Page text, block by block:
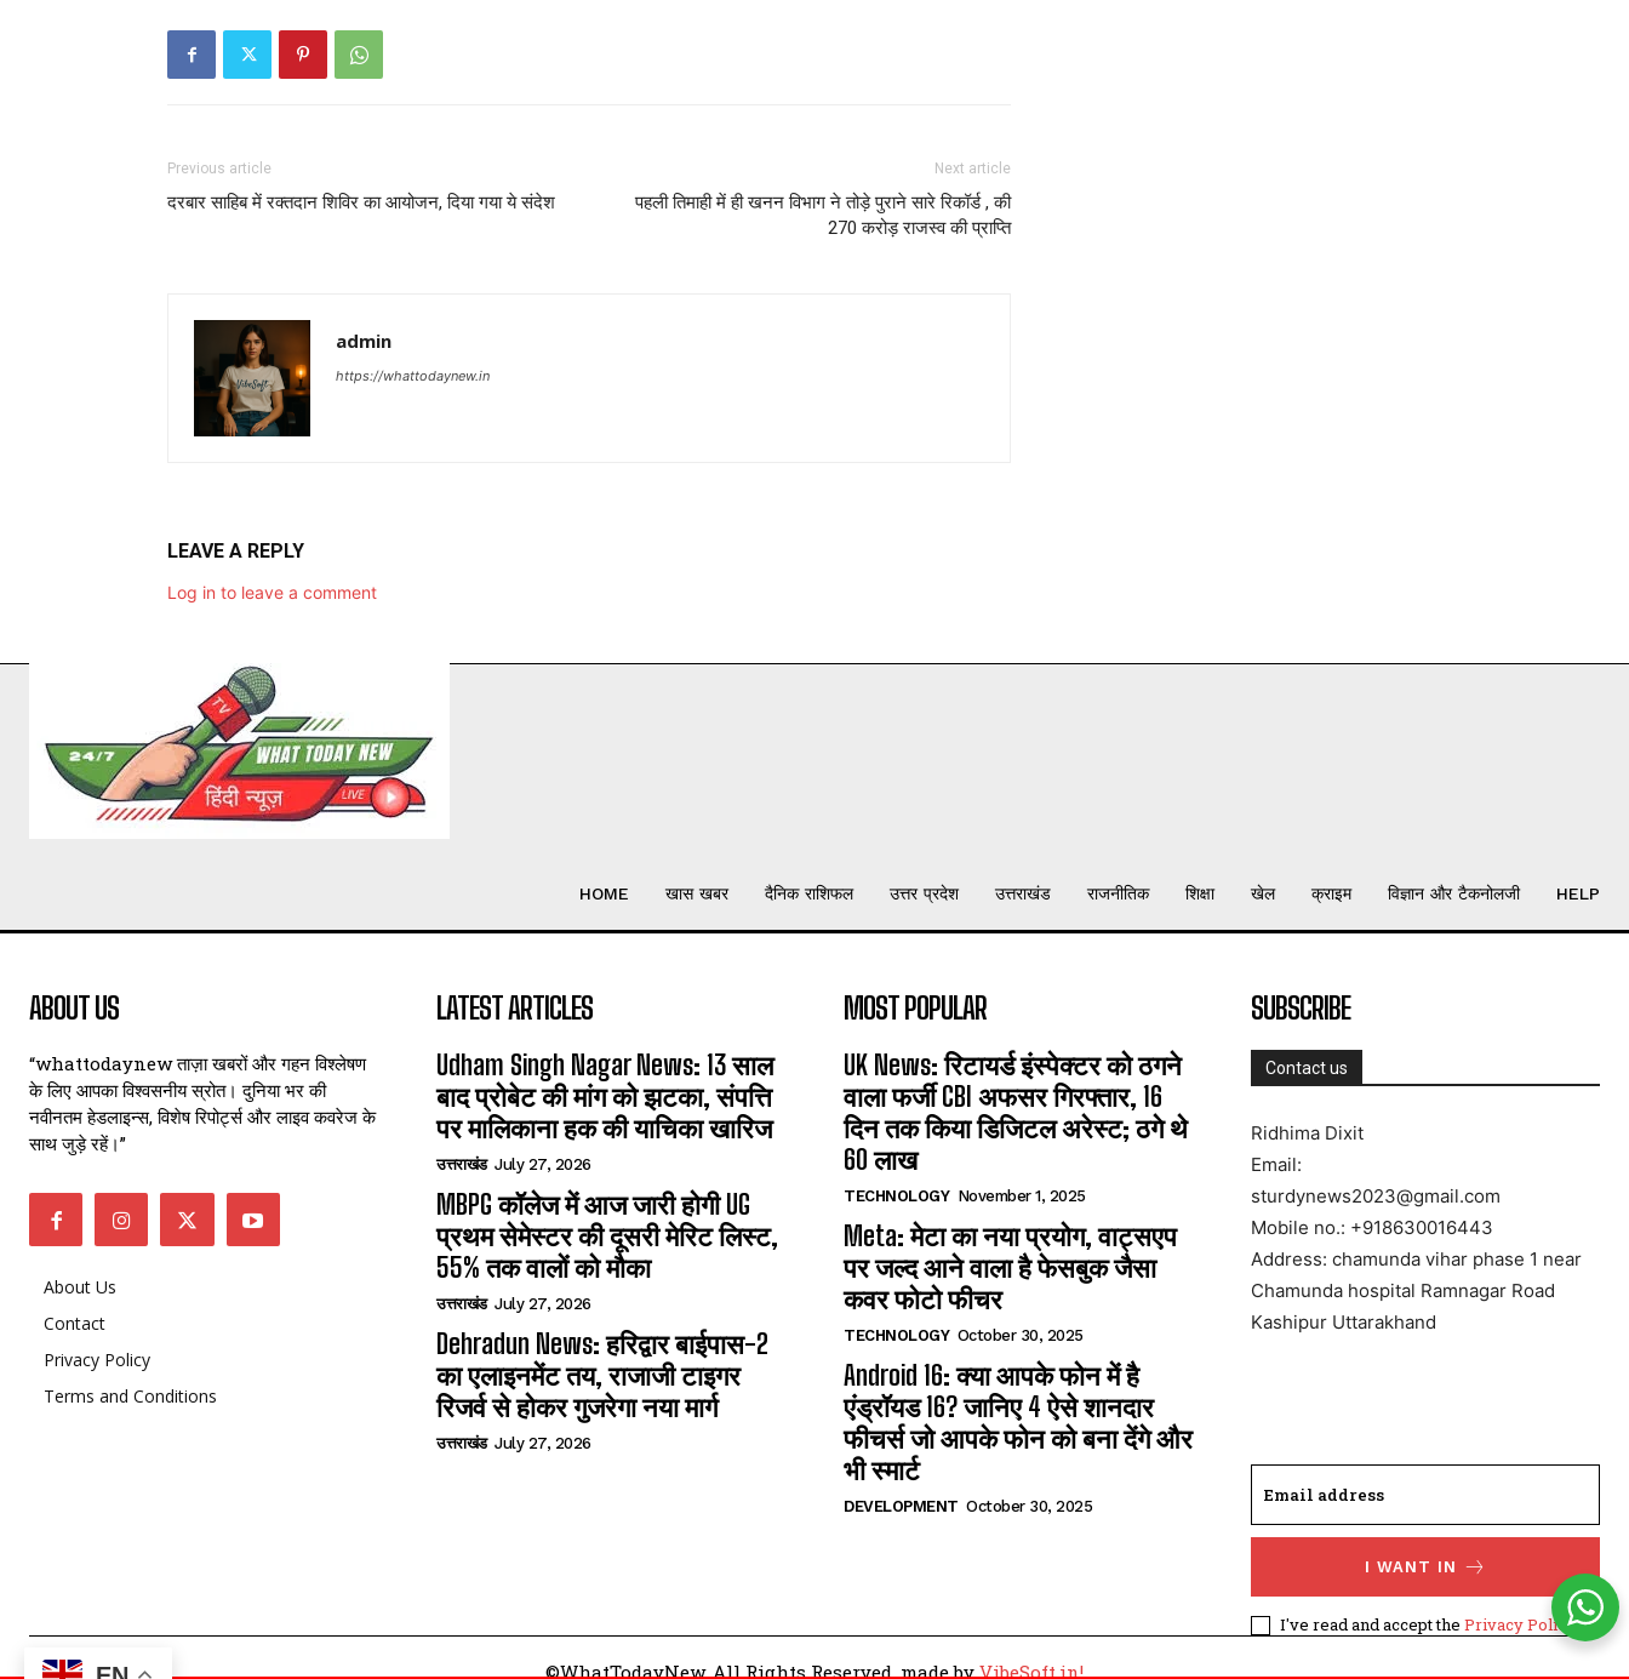
Previous article
दरबार साहिब में रक्तदान शिविर का आयोजन, दिया गया ये संदेश
Next article
पहली तिमाही में ही खनन विभाग ने तोड़े पुराने सारे रिकॉर्ड , की
270 करोड़ राजस्व की प्राप्ति
admin
https://whattodaynew.in
LEAVE A REPLY
Log in to leave a comment
HOME खास खबर दैनिक राशिफल उत्तर प्रदेश उत्तराखंड राजनीतिक शिक्षा खेल क्राइम विज्ञान और टैकनोलजी HELP
ABOUT US
“whattodaynew ताज़ा खबरों और गहन विश्लेषण
के लिए आपका विश्वसनीय स्रोत। दुनिया भर की
नवीनतम हेडलाइन्स, विशेष रिपोर्ट्स और लाइव कवरेज के
साथ जुड़े रहें।”
About Us
Contact
Privacy Policy
Terms and Conditions
LATEST ARTICLES
Udham Singh Nagar News: 13 साल
बाद प्रोबेट की मांग को झटका, संपत्ति
पर मालिकाना हक की याचिका खारिज
उत्तराखंड July 27, 2026
MBPG कॉलेज में आज जारी होगी UG
प्रथम सेमेस्टर की दूसरी मेरिट लिस्ट,
55% तक वालों को मौका
उत्तराखंड July 27, 2026
Dehradun News: हरिद्वार बाईपास-2
का एलाइनमेंट तय, राजाजी टाइगर
रिजर्व से होकर गुजरेगा नया मार्ग
उत्तराखंड July 27, 2026
MOST POPULAR
UK News: रिटायर्ड इंस्पेक्टर को ठगने
वाला फर्जी CBI अफसर गिरफ्तार, 16
दिन तक किया डिजिटल अरेस्ट; ठगे थे
60 लाख
TECHNOLOGY November 1, 2025
Meta: मेटा का नया प्रयोग, वाट्सएप
पर जल्द आने वाला है फेसबुक जैसा
कवर फोटो फीचर
TECHNOLOGY October 30, 2025
Android 16: क्या आपके फोन में है
एंड्रॉयड 16? जानिए 4 ऐसे शानदार
फीचर्स जो आपके फोन को बना देंगे और
भी स्मार्ट
DEVELOPMENT October 30, 2025
SUBSCRIBE
Contact us
Ridhima Dixit
Email:
sturdynews2023@gmail.com
Mobile no.: +918630016443
Address: chamunda vihar phase 1 near
Chamunda hospital Ramnagar Road
Kashipur Uttarakhand
I WANT IN
I've read and accept the Privacy Policy.
©WhatTodayNew. All Rights Reserved. made byVibeSoft.in!